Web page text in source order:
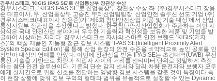
경우시스테크, 'KIGIS IPAS SE'로 산업통상부 장관상 수상
경우시스테크, ‘KIGIS IPAS SE’로 산업통상부 장관상 수상 좌: (주)경우시스테크 장용
준 대표이사, 우: 산업통상부 고승진 뿌리산업팀팀장 산업안전 솔루션 선도 기업 (주)
경우시스테크(대표이사 장용준)가 ‘제6회 첨단안전산업 제품 및 기술 대상’에서 산업
통상자원부 장관상을 수상했다고 밝혔다. 한국첨단안전산업협회가 주관하는 이번 시
상식은 국내 안전산업 분야에서 우수한 기술력과 혁신성을 보유한 제품 및 기업을 발
굴하여 시상하는 자리다. 경우시스테크는 자사의 스마트 안전 브랜드 ‘KIGIS(키지
스)’의 핵심 제품인 지능형 접근 경보 시스템 ‘IPAS SE(Intelligent Proximity Alert
System Special Edition)’를 통해 산업 현장의 안전 수준을 비약적으로 높인 공로를 인
정받아 대상의 영예를 안았다. 이번에 장관상을 받은 IPAS SE는 초광대역(UWB) 무선
통신 기술을 기반으로 차량과 작업자 사이의 거리를 센티미터 단위로 정밀하게 측정
하는 첨단 안전 솔루션이다. 기존의 단순 감지 센서와 달리 차량 운전자와 보행자 모두
에게 실시간으로 위험 신호를 전달하는 양방향 경보 시스템을 갖춘 것이 특징이다.특
히 현장 상황에 맞춰 경보 구역의 형태와 범위를 유동적으로 설정할 수 있는 Dynamic